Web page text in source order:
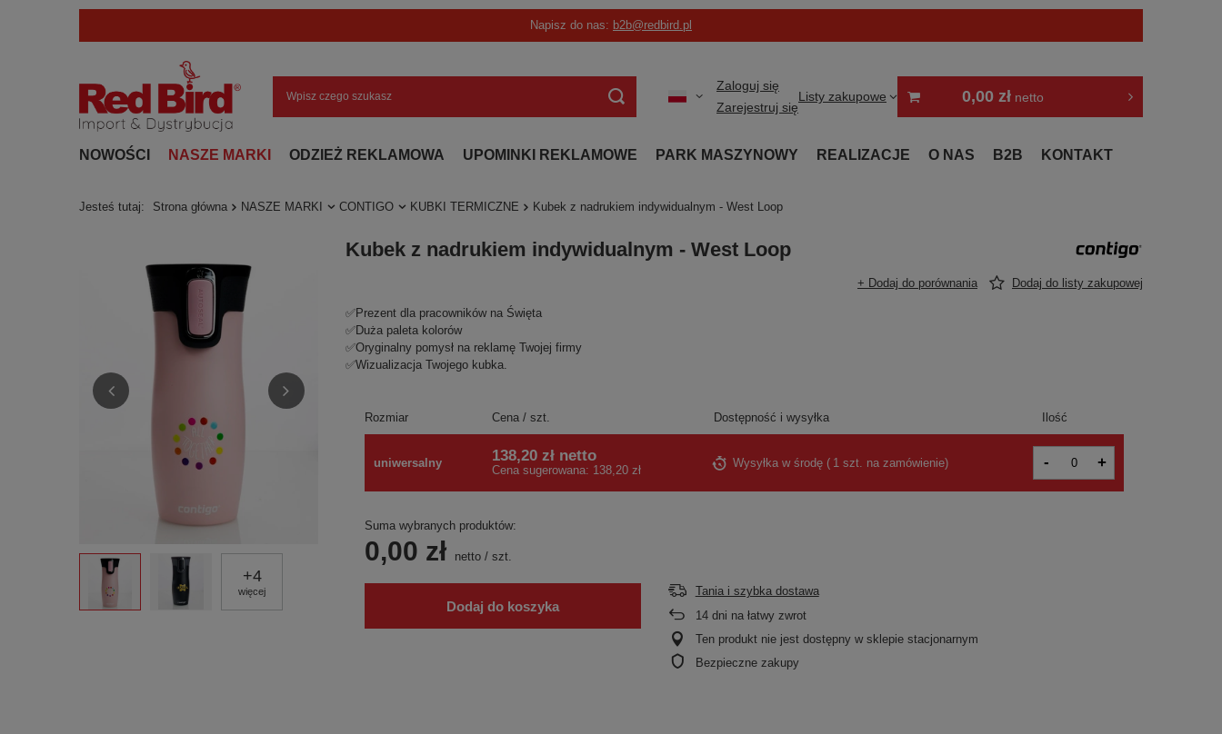
Napisz do nas: b2b@redbird.pl
Zaloguj się
Zarejestruj się
Listy zakupowe 0,00 zł netto
NOWOŚCI NASZE MARKI ODZIEŻ REKLAMOWA UPOMINKI REKLAMOWE PARK MASZYNOWY REALIZACJE O NAS B2B KONTAKT
Jesteś tutaj: Strona główna NASZE MARKI CONTIGO KUBKI TERMICZNE Kubek z nadrukiem indywidualnym - West Loop
+4
więcej
Kubek z nadrukiem indywidualnym - West Loop
+ Dodaj do porównania Dodaj do listy zakupowej
✅Prezent dla pracowników na Święta
✅Duża paleta kolorów
✅Oryginalny pomysł na reklamę Twojej firmy
✅Wizualizacja Twojego kubka.
Rozmiar Cena / szt. Dostępność i wysyłka Ilość
uniwersalny 138,20 złnetto
Cena sugerowana: 138,20 zł
Wysyłka w środę ( 1 szt. na zamówienie) - +
Suma wybranych produktów:
0,00 zł netto/ szt.
Dodaj do koszyka
Tania i szybka dostawa
14dni na łatwy zwrot
Ten produkt nie jest dostępny w sklepie stacjonarnym
Bezpieczne zakupy